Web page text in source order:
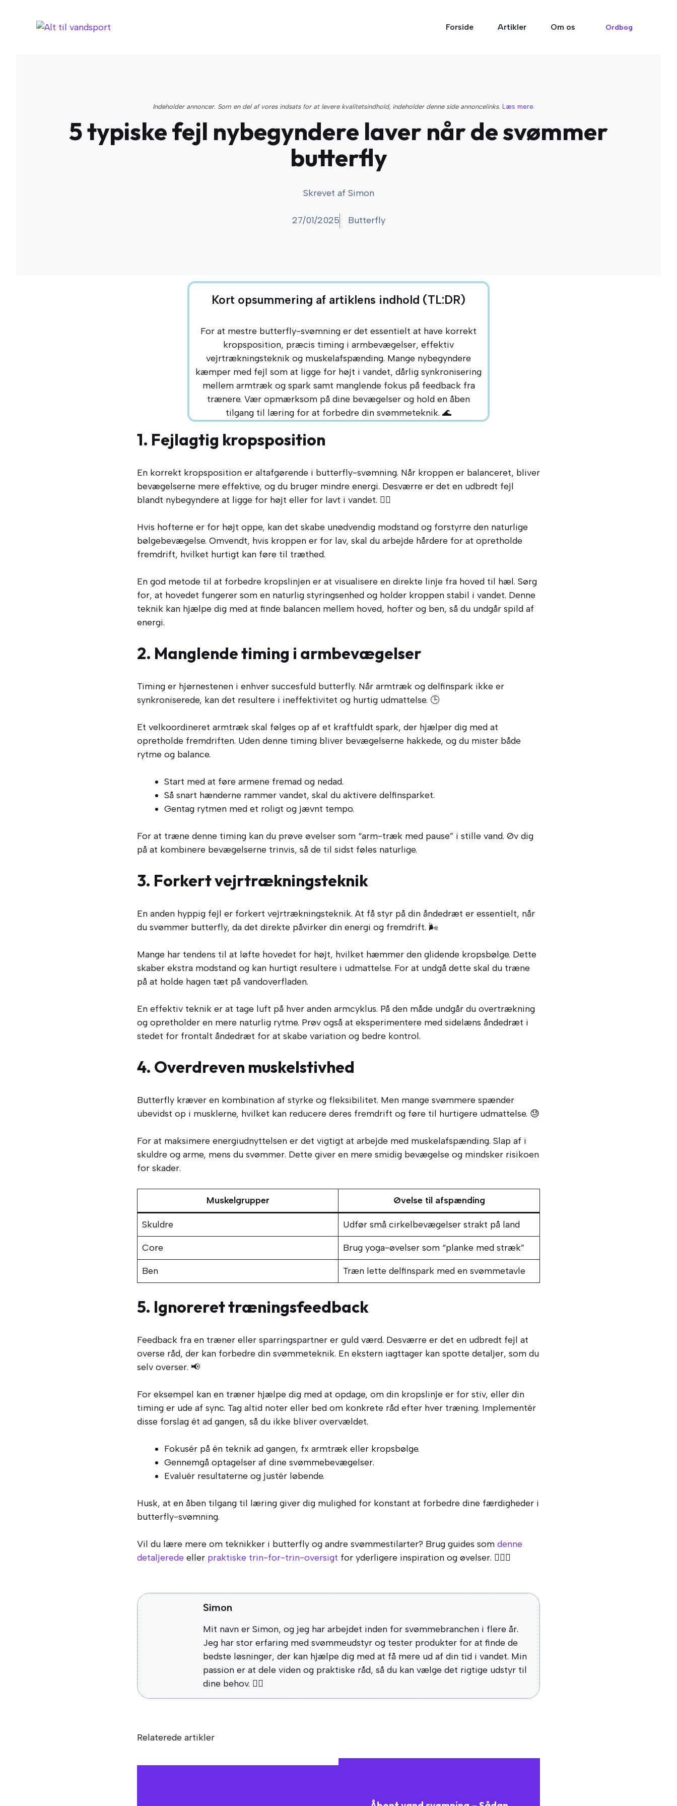
Forside Artikler Om os Ordbog
Indeholder annoncer. Som en del af vores indsats for at levere kvalitetsindhold, indeholder denne side annoncelinks. Læs mere.
5 typiske fejl nybegyndere laver når de svømmer
butterfly
Skrevet af Simon
27/01/2025 Butterfly
Kort opsummering af artiklens indhold (TL:DR)
For at mestre butterfly-svømning er det essentielt at have korrekt
kropsposition, præcis timing i armbevægelser, effektiv
vejrtrækningsteknik og muskelafspænding. Mange nybegyndere
kæmper med fejl som at ligge for højt i vandet, dårlig synkronisering
mellem armtræk og spark samt manglende fokus på feedback fra
trænere. Vær opmærksom på dine bevægelser og hold en åben
tilgang til læring for at forbedre din svømmeteknik. 🌊
1. Fejlagtig kropsposition
En korrekt kropsposition er altafgørende i butterfly-svømning. Når kroppen er balanceret, bliver
bevægelserne mere effektive, og du bruger mindre energi. Desværre er det en udbredt fejl
blandt nybegyndere at ligge for højt eller for lavt i vandet. 🏊‍♂️
Hvis hofterne er for højt oppe, kan det skabe unødvendig modstand og forstyrre den naturlige
bølgebevægelse. Omvendt, hvis kroppen er for lav, skal du arbejde hårdere for at opretholde
fremdrift, hvilket hurtigt kan føre til træthed.
En god metode til at forbedre kropslinjen er at visualisere en direkte linje fra hoved til hæl. Sørg
for, at hovedet fungerer som en naturlig styringsenhed og holder kroppen stabil i vandet. Denne
teknik kan hjælpe dig med at finde balancen mellem hoved, hofter og ben, så du undgår spild af
energi.
2. Manglende timing i armbevægelser
Timing er hjørnestenen i enhver succesfuld butterfly. Når armtræk og delfinspark ikke er
synkroniserede, kan det resultere i ineffektivitet og hurtig udmattelse. 🕒
Et velkoordineret armtræk skal følges op af et kraftfuldt spark, der hjælper dig med at
opretholde fremdriften. Uden denne timing bliver bevægelserne hakkede, og du mister både
rytme og balance.
Start med at føre armene fremad og nedad.
Så snart hænderne rammer vandet, skal du aktivere delfinsparket.
Gentag rytmen med et roligt og jævnt tempo.
For at træne denne timing kan du prøve øvelser som “arm-træk med pause” i stille vand. Øv dig
på at kombinere bevægelserne trinvis, så de til sidst føles naturlige.
3. Forkert vejrtrækningsteknik
En anden hyppig fejl er forkert vejrtrækningsteknik. At få styr på din åndedræt er essentielt, når
du svømmer butterfly, da det direkte påvirker din energi og fremdrift. 🌬️
Mange har tendens til at løfte hovedet for højt, hvilket hæmmer den glidende kropsbølge. Dette
skaber ekstra modstand og kan hurtigt resultere i udmattelse. For at undgå dette skal du træne
på at holde hagen tæt på vandoverfladen.
En effektiv teknik er at tage luft på hver anden armcyklus. På den måde undgår du overtrækning
og opretholder en mere naturlig rytme. Prøv også at eksperimentere med sidelæns åndedræt i
stedet for frontalt åndedræt for at skabe variation og bedre kontrol.
4. Overdreven muskelstivhed
Butterfly kræver en kombination af styrke og fleksibilitet. Men mange svømmere spænder
ubevidst op i musklerne, hvilket kan reducere deres fremdrift og føre til hurtigere udmattelse. 😓
For at maksimere energiudnyttelsen er det vigtigt at arbejde med muskelafspænding. Slap af i
skuldre og arme, mens du svømmer. Dette giver en mere smidig bevægelse og mindsker risikoen
for skader.
Muskelgrupper Øvelse til afspænding
Skuldre Udfør små cirkelbevægelser strakt på land
Core Brug yoga-øvelser som “planke med stræk”
Ben Træn lette delfinspark med en svømmetavle
5. Ignoreret træningsfeedback
Feedback fra en træner eller sparringspartner er guld værd. Desværre er det en udbredt fejl at
overse råd, der kan forbedre din svømmeteknik. En ekstern iagttager kan spotte detaljer, som du
selv overser. 📢
For eksempel kan en træner hjælpe dig med at opdage, om din kropslinje er for stiv, eller din
timing er ude af sync. Tag altid noter eller bed om konkrete råd efter hver træning. Implementér
disse forslag ét ad gangen, så du ikke bliver overvældet.
Fokusér på én teknik ad gangen, fx armtræk eller kropsbølge.
Gennemgå optagelser af dine svømmebevægelser.
Evaluér resultaterne og justér løbende.
Husk, at en åben tilgang til læring giver dig mulighed for konstant at forbedre dine færdigheder i
butterfly-svømning.
Vil du lære mere om teknikker i butterfly og andre svømmestilarter? Brug guides som denne
detaljerede eller praktiske trin-for-trin-oversigt for yderligere inspiration og øvelser. 🏊‍♀️✨
Simon
Mit navn er Simon, og jeg har arbejdet inden for svømmebranchen i flere år.
Jeg har stor erfaring med svømmeudstyr og tester produkter for at finde de
bedste løsninger, der kan hjælpe dig med at få mere ud af din tid i vandet. Min
passion er at dele viden og praktiske råd, så du kan vælge det rigtige udstyr til
dine behov. 🏊‍♂️
Relaterede artikler